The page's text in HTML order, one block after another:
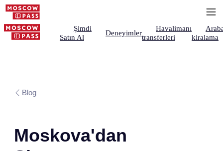
Şimdi
Satın Al
Deneyimler
Havalimanı
transferleri
kiralama
Blog
Moskova'dan